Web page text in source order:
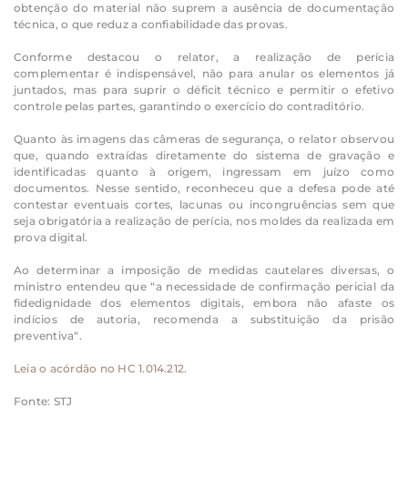
obtenção do material não suprem a ausência de documentação
técnica, o que reduz a confiabilidade das provas.
Conforme destacou o relator, a realização de perícia
complementar é indispensável, não para anular os elementos já
juntados, mas para suprir o déficit técnico e permitir o efetivo
controle pelas partes, garantindo o exercício do contraditório.
Quanto às imagens das câmeras de segurança, o relator observou
que, quando extraídas diretamente do sistema de gravação e
identificadas quanto à origem, ingressam em juízo como
documentos. Nesse sentido, reconheceu que a defesa pode até
contestar eventuais cortes, lacunas ou incongruências sem que
seja obrigatória a realização de perícia, nos moldes da realizada em
prova digital.
Ao determinar a imposição de medidas cautelares diversas, o
ministro entendeu que “a necessidade de confirmação pericial da
fidedignidade dos elementos digitais, embora não afaste os
indícios de autoria, recomenda a substituição da prisão
preventiva“.
Leia o acórdão no HC 1.014.212.
Fonte: STJ